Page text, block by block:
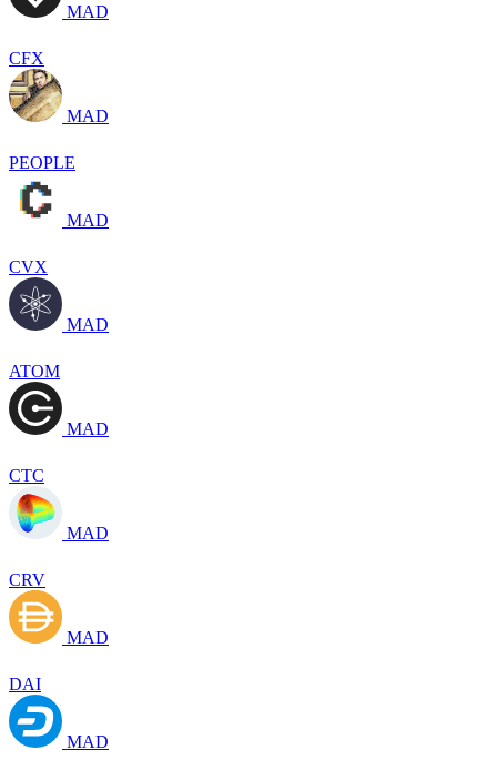
MAD
CFX
MAD
PEOPLE
MAD
CVX
MAD
ATOM
MAD
CTC
MAD
CRV
MAD
DAI
MAD